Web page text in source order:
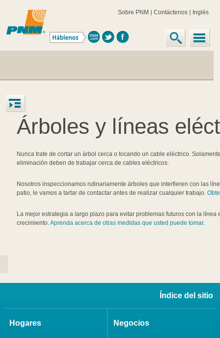
Sobre PNM Contáctenos Inglés
Árboles y líneas
Nunca trate de cortar un árbol cerca o tocando un cable eléctrico.
eliminación deben de trabajar cerca de cables eléctricos.
Nosotros inspeccionamos rutinariamente árboles que interfieren con las
patio, le vamos a tartar de contactar antes de realizar cualquier trabajo.
La mejor estrategia a largo plazo para evitar problemas futuros con la
crecimiento.Aprenda acerca de otras medidas que usted puede tomar.
Índice del sitio
Hogares Negocios